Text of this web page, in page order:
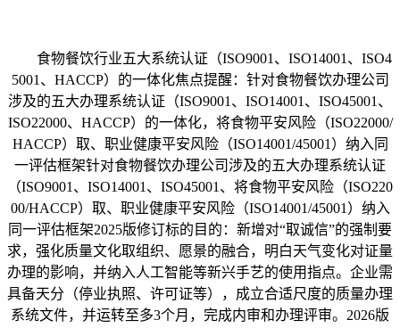
食物餐饮行业五大系统认证（ISO9001、ISO14001、ISO4
5001、HACCP）的一体化焦点提醒：针对食物餐饮办理公司
涉及的五大办理系统认证（ISO9001、ISO14001、ISO45001、
ISO22000、HACCP）的一体化，将食物平安风险（ISO22000/
HACCP）取、职业健康平安风险（ISO14001/45001）纳入同
一评估框架针对食物餐饮办理公司涉及的五大办理系统认证
（ISO9001、ISO14001、ISO45001、将食物平安风险（ISO220
00/HACCP）取、职业健康平安风险（ISO14001/45001）纳入
同一评估框架2025版修订标的目的：新增对“取诚信”的强制要
求，强化质量文化取组织、愿景的融合，明白天气变化对证量
办理的影响，并纳入人工智能等新兴手艺的使用指点。企业需
具备天分（停业执照、许可证等），成立合适尺度的质量办理
系统文件，并运转至多3个月，完成内审和办理评审。2026版